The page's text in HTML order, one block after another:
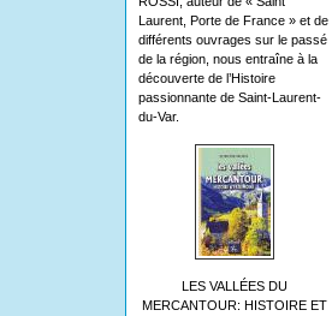
Laurent, Porte de France » et de
différents ouvrages sur le passé
de la région, nous entraîne à la
découverte de l’Histoire
passionnante de Saint-Laurent-
du-Var.
LES VALLÉES DU
MERCANTOUR: HISTOIRE ET